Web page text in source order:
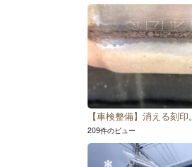
【車検整備】消える刻印。
209件のビュー